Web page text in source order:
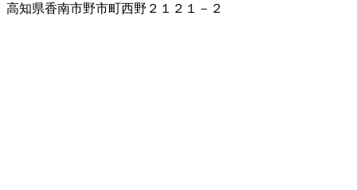
高知県香南市野市町西野２１２１－２